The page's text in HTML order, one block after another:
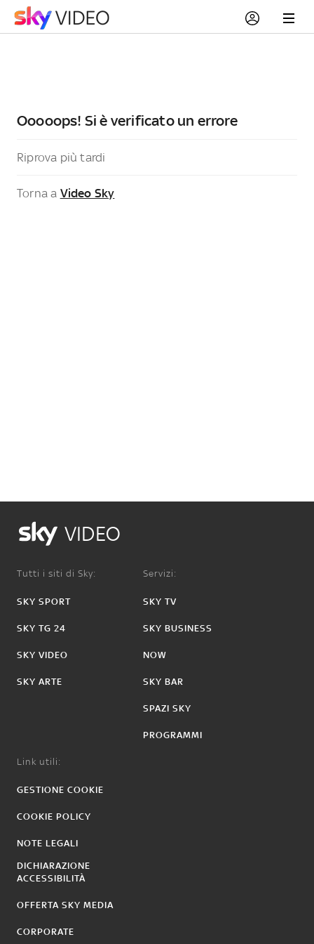
Ooooops! Si è verificato un errore
Riprova più tardi
Torna a Video Sky
VIDEO
Tutti i siti di Sky:
SKY SPORT
SKY TG 24
SKY VIDEO
SKY ARTE
Servizi:
SKY TV
SKY BUSINESS
NOW
SKY BAR
SPAZI SKY
PROGRAMMI
Link utili:
GESTIONE COOKIE
COOKIE POLICY
NOTE LEGALI
DICHIARAZIONE
ACCESSIBILITÀ
OFFERTA SKY MEDIA
CORPORATE